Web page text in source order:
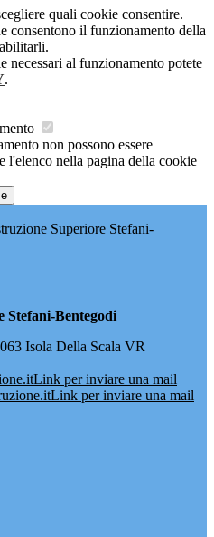
quali cookie consentire.
consentono il funzionamento della
necessari al funzionamento potete
.
non possono essere
l'elenco nella pagina della cookie
Superiore Stefani-
Stefani-Bentegodi
Isola Della Scala VR
Link per inviare una mail
Link per inviare una mail